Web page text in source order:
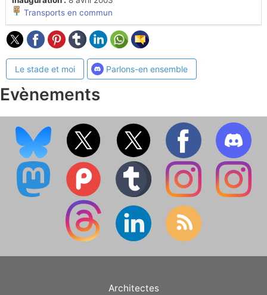
Transports en commun
Le stade et moi Parlons-en ensemble
Evènements
Architectes